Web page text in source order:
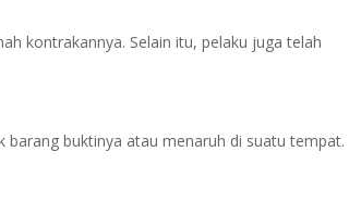
kontrakannya. Selain itu, pelaku juga telah
buktinya atau menaruh di suatu tempat.